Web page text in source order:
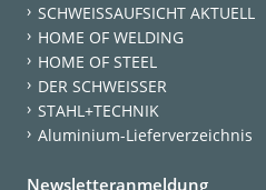
SCHWEISSAUFSICHT AKTUELL
HOME OF WELDING
HOME OF STEEL
DER SCHWEISSER
STAHL+TECHNIK
Aluminium-Lieferverzeichnis
Newsletteranmeldung